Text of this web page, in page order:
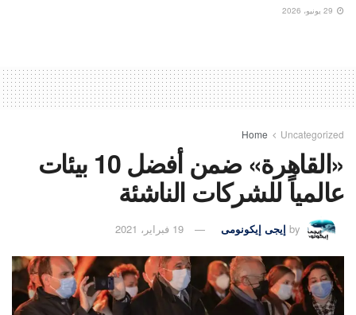
Home Uncategorized
«القاهرة» ضمن أفضل 10 بيئات
عالمياً للشركات الناشئة
by إيجى إيكونومى 19 فبراير، 2021